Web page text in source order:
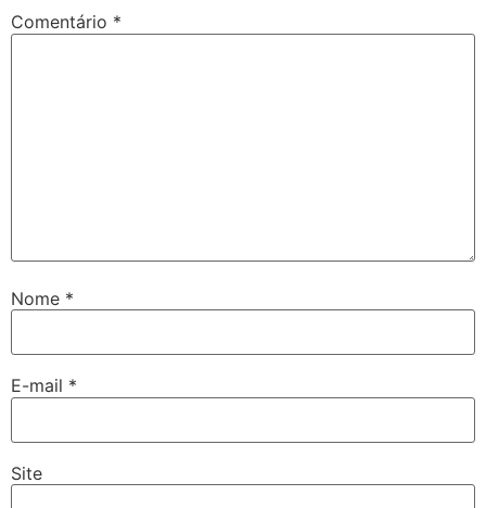
Comentário *
Nome *
E-mail *
Site